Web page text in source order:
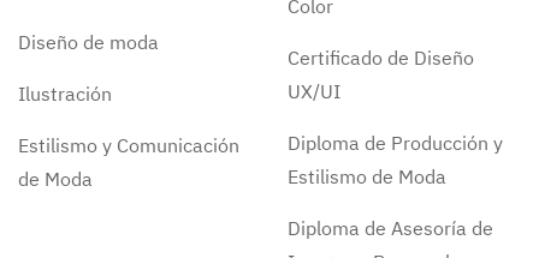
Diseño de moda
Ilustración
Estilismo y Comunicación
de Moda
Color
Certificado de Diseño
UX/UI
Diploma de Producción y
Estilismo de Moda
Diploma de Asesoría de